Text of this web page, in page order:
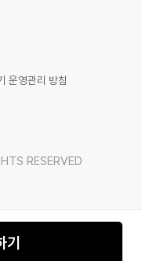
운영관리 방침
RESERVED